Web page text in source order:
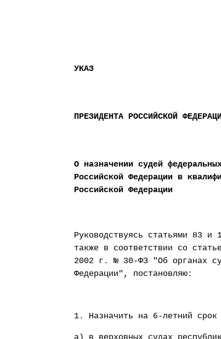
УКАЗ
ПРЕЗИДЕНТА РОССИЙСКОЙ
О назначении судей
Российской Федерации в
Российской Федерации
Руководствуясь статьями 83 и
также в соответствии со
2002 г. № 30-ФЗ "Об органах
Федерации", постановляю:
1. Назначить на 6-летний срок
а) в верховных судах